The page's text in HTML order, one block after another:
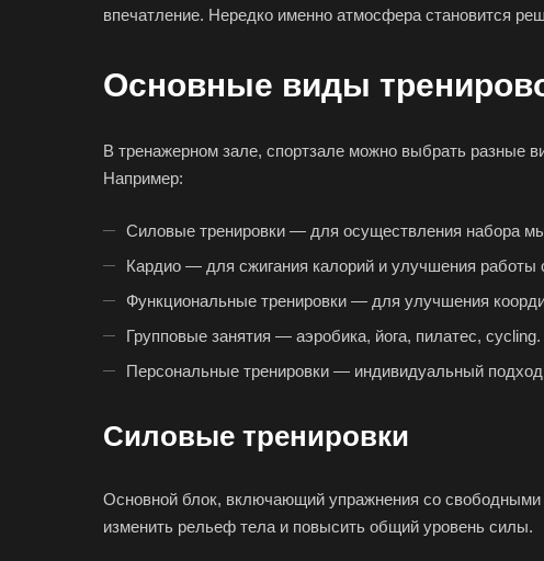
впечатление. Нередко именно атмосфера становится
Основные виды
В тренажерном зале, спортзале можно выбрать разные
Например:
Силовые тренировки — для осуществления набора
Кардио — для сжигания калорий и улучшения работы
Функциональные тренировки — для улучшения
Групповые занятия — аэробика, йога, пилатес, cycling.
Персональные тренировки — индивидуальный подход
Силовые тренировки
Основной блок, включающий упражнения со свободными
изменить рельеф тела и повысить общий уровень силы.